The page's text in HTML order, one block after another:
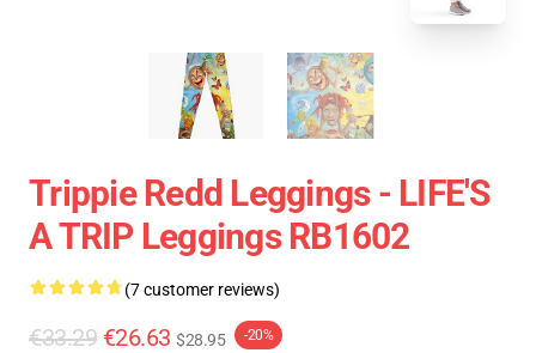
Trippie Redd Leggings - LIFE'S
A TRIP Leggings RB1602
(7 customer reviews)
€33.29 €26.63 $28.95 -20%